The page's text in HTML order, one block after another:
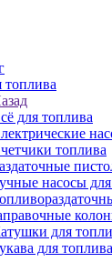
топлива
для топлива
топлива
насосы
для
для топлива